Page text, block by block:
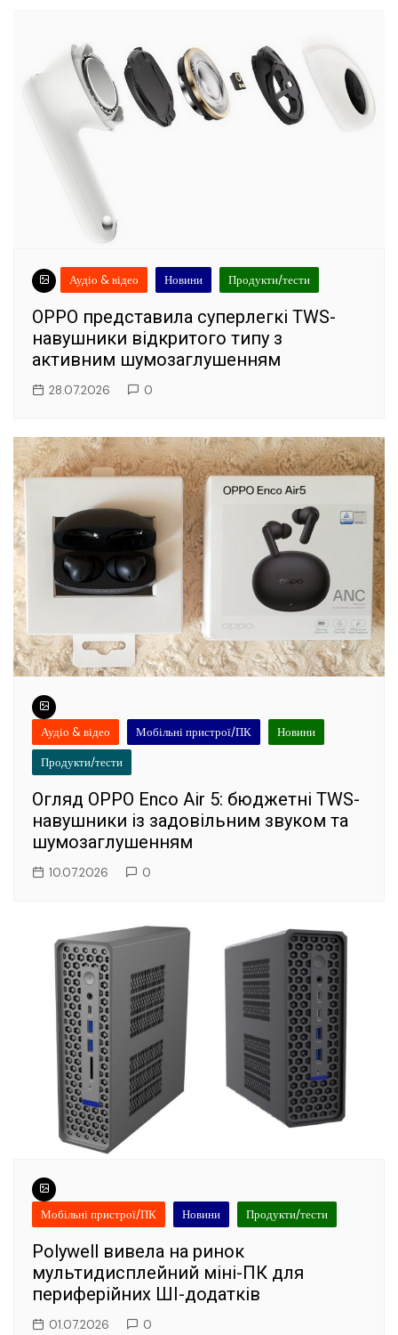
Аудіо & відео Новини Продукти/тести
OPPO представила суперлегкі TWS-
навушники відкритого типу з
активним шумозаглушенням
28.07.2026 0
Аудіо & відео Мобільні пристрої/ПК
Новини
Продукти/тести
Огляд OPPO Enco Air 5: бюджетні TWS-
навушники із задовільним звуком та
шумозаглушенням
10.07.2026 0
Мобільні пристрої/ПК Новини Продукти/тести
Polywell вивела на ринок
мультидисплейний міні-ПК для
периферійних ШІ-додатків
01.07.2026 0